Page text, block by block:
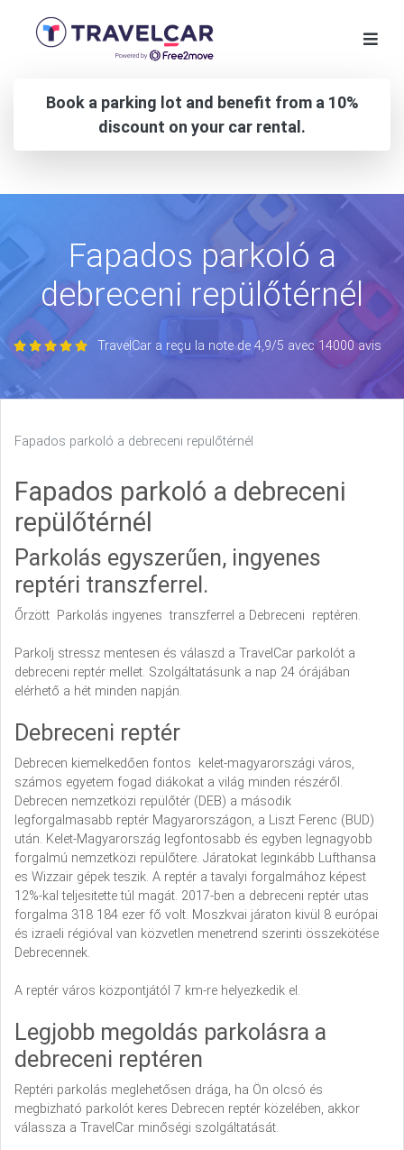
Book a parking lot and benefit from a 10%
discount on your car rental.
Fapados parkoló a
debreceni repülőtérnél
TravelCar a reçu la note de 4,9/5 avec 14000 avis
Fapados parkoló a debreceni repülőtérnél
Fapados parkoló a debreceni
repülőtérnél
Parkolás egyszerűen, ingyenes
reptéri transzferrel.
Őrzött Parkolás ingyenes transzferrel a Debreceni reptéren.
Parkolj stressz mentesen és válaszd a TravelCar parkolót a
debreceni reptér mellet. Szolgáltatásunk a nap 24 órájában
elérhető a hét minden napján.
Debreceni reptér
Debrecen kiemelkedően fontos kelet-magyarországi város,
számos egyetem fogad diákokat a világ minden részéről.
Debrecen nemzetközi repülőtér (DEB) a második
legforgalmasabb reptér Magyarországon, a Liszt Ferenc (BUD)
után. Kelet-Magyarország legfontosabb és egyben legnagyobb
forgalmú nemzetközi repülőtere. Járatokat leginkább Lufthansa
es Wizzair gépek teszik. A reptér a tavalyi forgalmához képest
12%-kal teljesitette túl magát. 2017-ben a debreceni reptér utas
forgalma 318 184 ezer fő volt. Moszkvai járaton kivül 8 európai
és izraeli régióval van közvetlen menetrend szerinti összekötése
Debrecennek.
A reptér város központjától 7 km-re helyezkedik el.
Legjobb megoldás parkolásra a
debreceni reptéren
Reptéri parkolás meglehetősen drága, ha Ön olcsó és
megbizható parkolót keres Debrecen reptér közelében, akkor
válassza a TravelCar minőségi szolgáltatását.